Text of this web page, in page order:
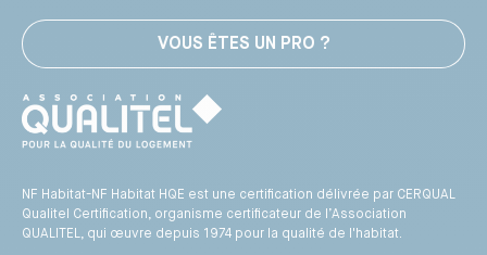
VOUS ÊTES UN PRO ?
NF Habitat-NF Habitat HQE est une certification délivrée par CERQUAL
Qualitel Certification, organisme certificateur de l’Association
QUALITEL, qui œuvre depuis 1974 pour la qualité de l'habitat.